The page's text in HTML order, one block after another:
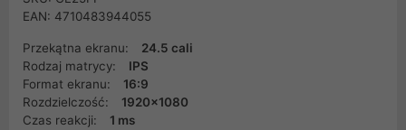
EAN: 4710483944055
Przekątna ekranu:
24.5 cali
Rodzaj matrycy:
IPS
Format ekranu:
16:9
Rozdzielczość:
1920x1080
Czas reakcji:
1 ms